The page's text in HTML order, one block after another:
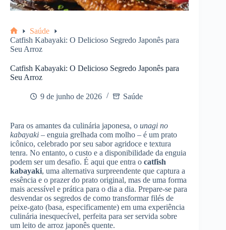
Home
Saúde
Catfish Kabayaki: O Delicioso Segredo Japonês para
Seu Arroz
Catfish Kabayaki: O Delicioso Segredo Japonês para
Seu Arroz
9 de junho de 2026 Saúde
Para os amantes da culinária japonesa, o unagi no
kabayaki – enguia grelhada com molho – é um prato
icônico, celebrado por seu sabor agridoce e textura
tenra. No entanto, o custo e a disponibilidade da enguia
podem ser um desafio. É aqui que entra o catfish
kabayaki, uma alternativa surpreendente que captura a
essência e o prazer do prato original, mas de uma forma
mais acessível e prática para o dia a dia. Prepare-se para
desvendar os segredos de como transformar filés de
peixe-gato (basa, especificamente) em uma experiência
culinária inesquecível, perfeita para ser servida sobre
um leito de arroz japonês quente.